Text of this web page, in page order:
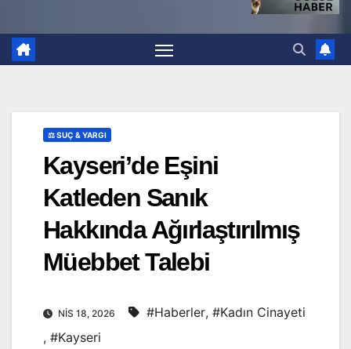
⚖️ SUÇ & YARGI
Kayseri’de Eşini
Katleden Sanık
Hakkında Ağırlaştırılmış
Müebbet Talebi
NIS 18, 2026 #Haberler, #Kadın Cinayeti
, #Kayseri